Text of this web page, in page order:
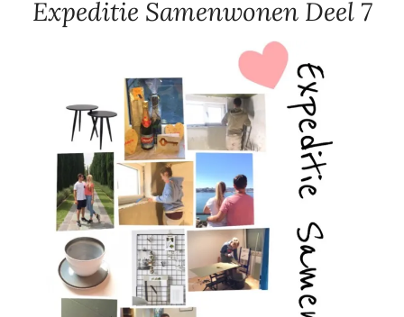
Expeditie Samenwonen Deel 7